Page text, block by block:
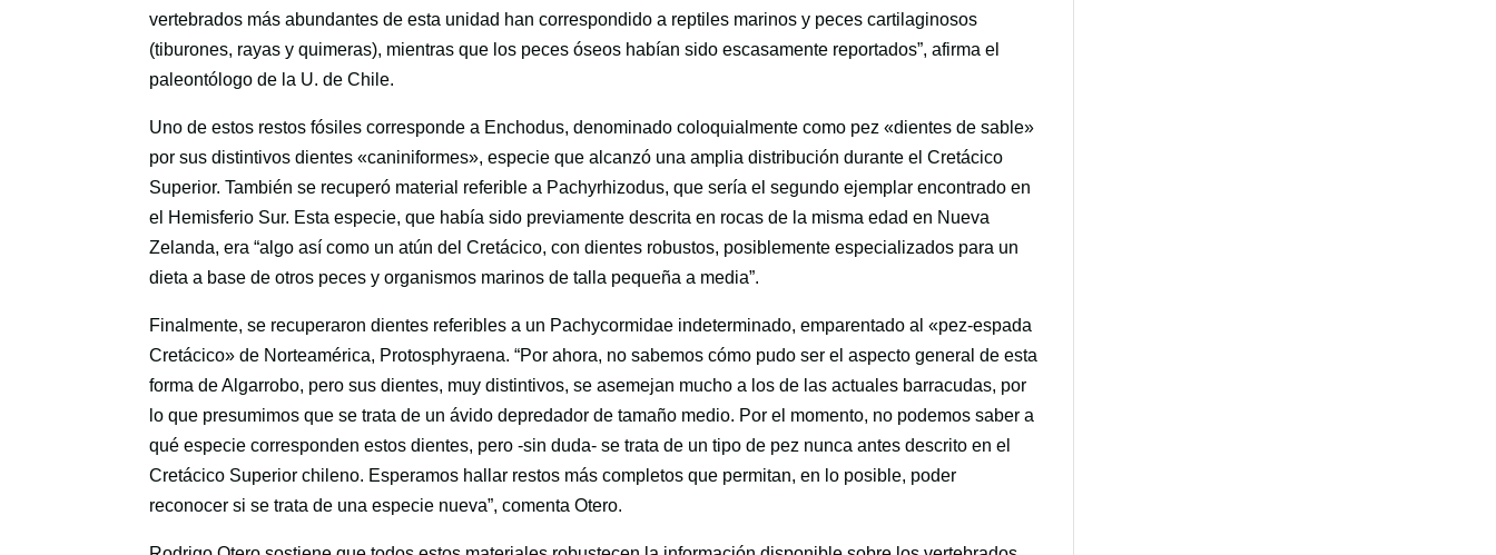
vertebrados más abundantes de esta unidad han correspondido a reptiles marinos y peces cartilaginosos
(tiburones, rayas y quimeras), mientras que los peces óseos habían sido escasamente reportados”, afirma el
paleontólogo de la U. de Chile.
Uno de estos restos fósiles corresponde a Enchodus, denominado coloquialmente como pez «dientes de sable»
por sus distintivos dientes «caniniformes», especie que alcanzó una amplia distribución durante el Cretácico
Superior. También se recuperó material referible a Pachyrhizodus, que sería el segundo ejemplar encontrado en
el Hemisferio Sur. Esta especie, que había sido previamente descrita en rocas de la misma edad en Nueva
Zelanda, era “algo así como un atún del Cretácico, con dientes robustos, posiblemente especializados para un
dieta a base de otros peces y organismos marinos de talla pequeña a media”.
Finalmente, se recuperaron dientes referibles a un Pachycormidae indeterminado, emparentado al «pez-espada
Cretácico» de Norteamérica, Protosphyraena. “Por ahora, no sabemos cómo pudo ser el aspecto general de esta
forma de Algarrobo, pero sus dientes, muy distintivos, se asemejan mucho a los de las actuales barracudas, por
lo que presumimos que se trata de un ávido depredador de tamaño medio. Por el momento, no podemos saber a
qué especie corresponden estos dientes, pero -sin duda- se trata de un tipo de pez nunca antes descrito en el
Cretácico Superior chileno. Esperamos hallar restos más completos que permitan, en lo posible, poder
reconocer si se trata de una especie nueva”, comenta Otero.